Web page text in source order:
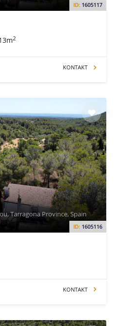
ID: 1605117
2
KONTAKT
ID: 1605116
Tarragona Province, Spain
KONTAKT